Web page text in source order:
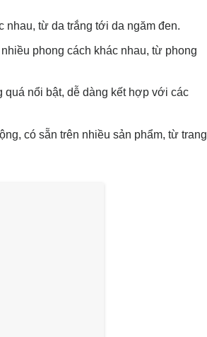
nhau, từ da trắng tới da ngăm đen.
phong cách khác nhau, từ phong
quá nổi bật, dễ dàng kết hợp với các
có sẵn trên nhiều sản phẩm, từ trang